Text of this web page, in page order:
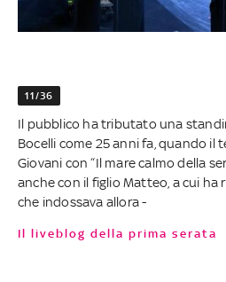
11/36
Il pubblico ha tributato una
Bocelli come 25 anni fa, quando il
Giovani con “Il mare calmo della
anche con il figlio Matteo, a cui ha
che indossava allora -
Il liveblog della prima serata